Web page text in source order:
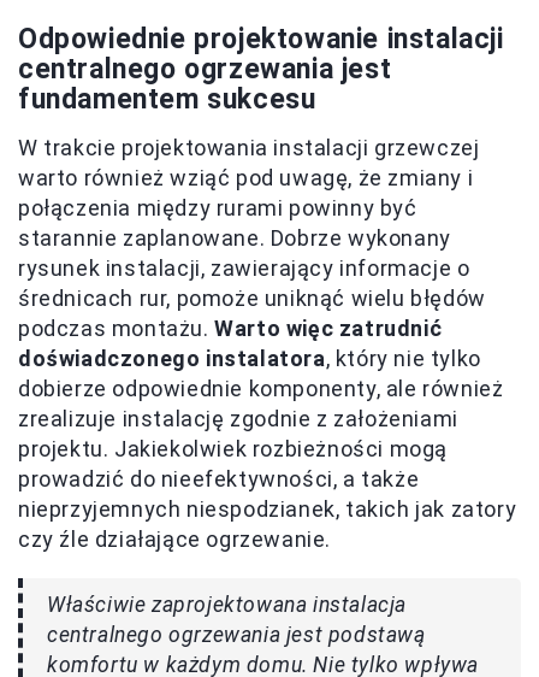
Odpowiednie projektowanie instalacji
centralnego ogrzewania jest
fundamentem sukcesu
W trakcie projektowania instalacji grzewczej
warto również wziąć pod uwagę, że zmiany i
połączenia między rurami powinny być
starannie zaplanowane. Dobrze wykonany
rysunek instalacji, zawierający informacje o
średnicach rur, pomoże uniknąć wielu błędów
podczas montażu.Warto więc zatrudnić
doświadczonego instalatora, który nie tylko
dobierze odpowiednie komponenty, ale również
zrealizuje instalację zgodnie z założeniami
projektu. Jakiekolwiek rozbieżności mogą
prowadzić do nieefektywności, a także
nieprzyjemnych niespodzianek, takich jak zatory
czy źle działające ogrzewanie.
Właściwie zaprojektowana instalacja
centralnego ogrzewania jest podstawą
komfortu w każdym domu. Nie tylko wpływa